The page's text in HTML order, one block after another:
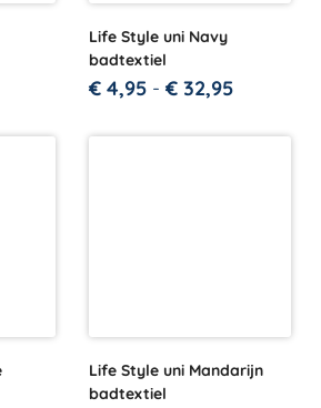
Life Style uni Navy
badtextiel
€ 4,95 - € 32,95
Life Style uni Mandarijn
badtextiel